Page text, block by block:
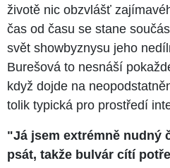
životě nic obzvlášť
čas od času se stane
svět showbyznysu jeho
Burešová to nesnáší
když dojde na
tolik typická pro prostředí
"Já jsem extrémně nudný
psát, takže bulvár cítí